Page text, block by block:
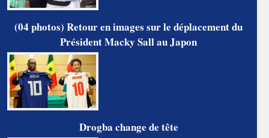
(04 photos) Retour en images sur le déplacement du
Président Macky Sall au Japon
Drogba change de tête